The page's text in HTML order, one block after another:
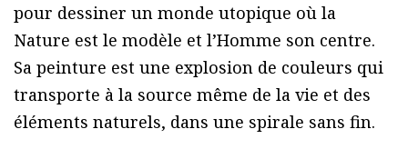
pour dessiner un monde utopique où la
Nature est le modèle et l’Homme son centre.
Sa peinture est une explosion de couleurs qui
transporte à la source même de la vie et des
éléments naturels, dans une spirale sans fin.